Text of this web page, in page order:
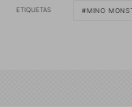
ETIQUETAS MINO